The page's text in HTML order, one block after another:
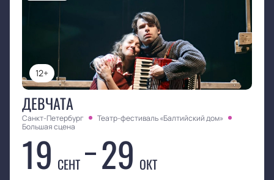
12+
ДЕВЧАТА
Санкт-Петербург
Театр-фестиваль «Балтийский дом»
Большая сцена
19 СЕНТ 29 ОКТ